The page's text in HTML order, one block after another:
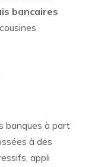
bancaires
banques à part
à des
appli